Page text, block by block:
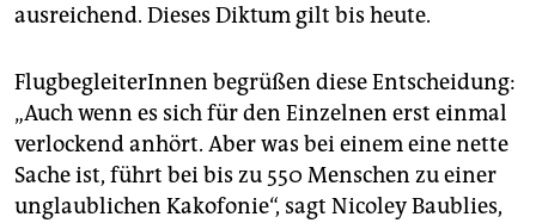
ausreichend. Dieses Diktum gilt bis heute.
FlugbegleiterInnen begrüßen diese Entscheidung:
„Auch wenn es sich für den Einzelnen erst einmal
verlockend anhört. Aber was bei einem eine nette
Sache ist, führt bei bis zu 550 Menschen zu einer
unglaublichen Kakofonie“, sagt Nicoley Baublies,